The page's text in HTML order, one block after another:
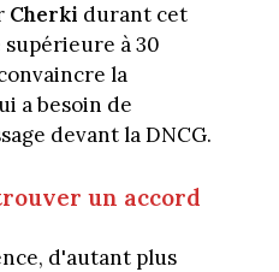
Cherki durant cet
à 30
la
a besoin de
devant la DNCG.
un accord
d'autant plus